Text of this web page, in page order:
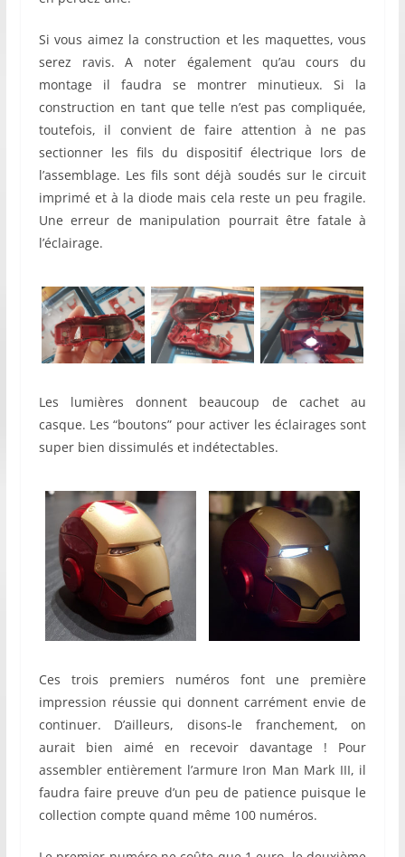
Si vous aimez la construction et les maquettes, vous
serez ravis. A noter également qu’au cours du
montage il faudra se montrer minutieux. Si la
construction en tant que telle n’est pas compliquée,
toutefois, il convient de faire attention à ne pas
sectionner les fils du dispositif électrique lors de
l’assemblage. Les fils sont déjà soudés sur le circuit
imprimé et à la diode mais cela reste un peu fragile.
Une erreur de manipulation pourrait être fatale à
l’éclairage.
Les lumières donnent beaucoup de cachet au
casque. Les “boutons” pour activer les éclairages sont
super bien dissimulés et indétectables.
Ces trois premiers numéros font une première
impression réussie qui donnent carrément envie de
continuer. D’ailleurs, disons-le franchement, on
aurait bien aimé en recevoir davantage ! Pour
assembler entièrement l’armure Iron Man Mark III, il
faudra faire preuve d’un peu de patience puisque le
collection compte quand même 100 numéros.